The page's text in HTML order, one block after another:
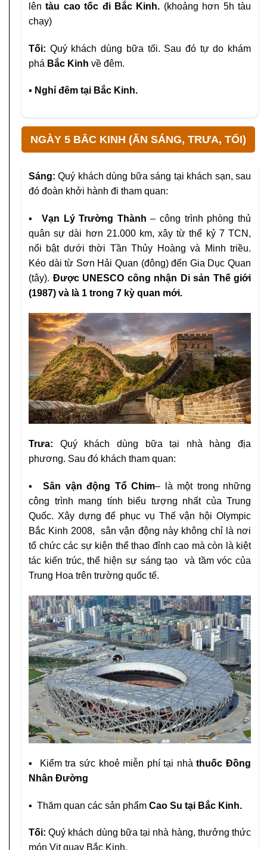
lên tàu cao tốc đi Bắc Kinh. (khoảng hơn 5h tàu
chạy)
Tối: Quý khách dùng bữa tối. Sau đó tự do khám
phá Bắc Kinh về đêm.
▪ Nghỉ đêm tại Bắc Kinh.
NGÀY 5 BẮC KINH (ĂN SÁNG, TRƯA, TỐI)
Sáng:Quý khách dùng bữa sáng tại khách sạn, sau
đó đoàn khởi hành đi tham quan:
▪ Vạn Lý Trường Thành – công trình phòng thủ
quân sự dài hơn 21.000 km, xây từ thế kỷ 7 TCN,
nổi bật dưới thời Tần Thủy Hoàng và Minh triều.
Kéo dài từ Sơn Hải Quan (đông) đến Gia Dục Quan
(tây). Được UNESCO công nhận Di sản Thế giới
(1987) và là 1 trong 7 kỳ quan mới.
Trưa: Quý khách dùng bữa tại nhà hàng địa
phương. Sau đó khách tham quan:
▪ Sân vận động Tổ Chim– là một trong những
công trình mang tính biểu tượng nhất của Trung
Quốc. Xây dựng để phục vụ Thế vận hội Olympic
Bắc Kinh 2008, sân vận động này không chỉ là nơi
tổ chức các sự kiện thể thao đỉnh cao mà còn là kiệt
tác kiến trúc, thể hiện sự sáng tạo và tầm vóc của
Trung Hoa trên trường quốc tế.
▪ Kiểm tra sức khoẻ miễn phí tại nhàthuốc Đồng
Nhân Đường
▪ Thăm quan các sản phẩm Cao Su tại Bắc Kinh.
Tối: Quý khách dùng bữa tại nhà hàng, thưởng thức
món Vịt quay Bắc Kinh.